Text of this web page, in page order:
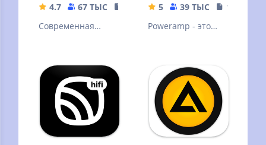
4.7 67 ТЫС
54.18 MB
Современная
5 39 ТЫС
18.69 MB
Poweramp - это
Андроида.
Пробная версия